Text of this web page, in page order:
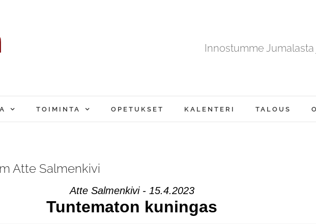
Innostumme
TOIMINTA OPETUKSET KALENTERI TALOUS
Atte Salmenkivi
Atte Salmenkivi - 15.4.2023
Tuntematon kuningas